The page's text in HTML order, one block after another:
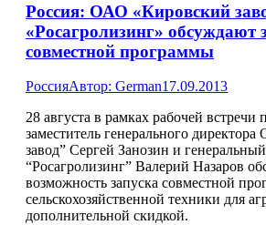
Россия: ОАО «Кировский
«Росагролизинг» обсуждают
совместной программы
РоссияАвтор: German17.09.2013
28 августа в рамках рабочей встречи
заместитель генерального
завод” Сергей Занозин и
“Росагролизинг” Валерий Назаров
возможность запуска совместной
сельскохозяйственной техники для
дополнительной скидкой.